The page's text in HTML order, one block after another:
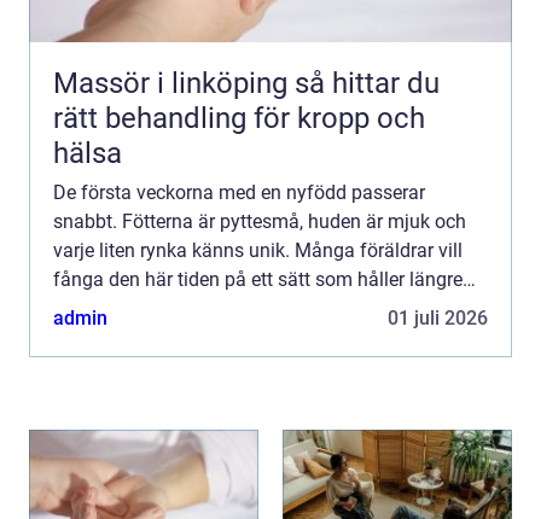
Massör i linköping så hittar du
rätt behandling för kropp och
hälsa
De första veckorna med en nyfödd passerar
snabbt. Fötterna är pyttesmå, huden är mjuk och
varje liten rynka känns unik. Många föräldrar vill
fånga den här tiden på ett sätt som håller längre
än mobilbilder. Ett fotavtryck bebis blir då mer än
admin 01 juli 2026